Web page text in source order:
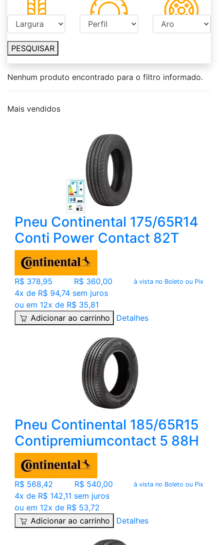
PESQUISAR
Nenhum produto encontrado para o filtro informado.
Mais vendidos
Pneu Continental 175/65R14
Conti Power Contact 82T
R$ 378,95 R$ 360,00 à vista no Boleto ou Pix
4x de R$ 94,74 sem juros
ou em 12x de R$ 35,81
Adicionar ao carrinho
Detalhes
Pneu Continental 185/65R15
Contipremiumcontact 5 88H
R$ 568,42 R$ 540,00 à vista no Boleto ou Pix
4x de R$ 142,11 sem juros
ou em 12x de R$ 53,72
Adicionar ao carrinho
Detalhes